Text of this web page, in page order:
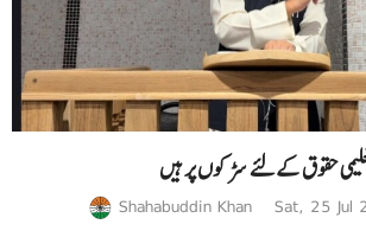
حقوق کےلئے سڑکوں پر ہیں
Shahabuddin Khan
Sat, 25 Jul